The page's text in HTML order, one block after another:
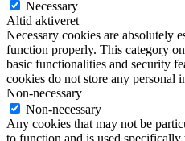
Necessary
Altid aktiveret
Necessary cookies are absolutely
function properly. This category
basic functionalities and security
cookies do not store any personal
Non-necessary
Non-necessary
Any cookies that may not be